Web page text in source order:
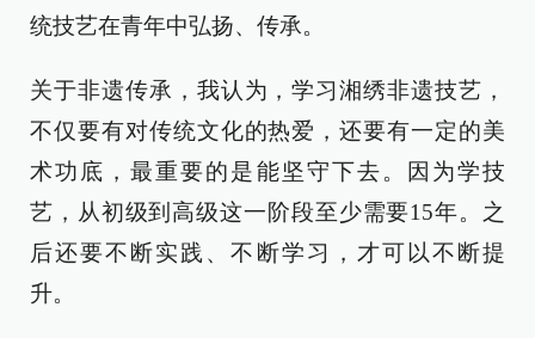
统技艺在青年中弘扬、传承。
关于非遗传承，我认为，学习湘绣非遗技艺，
不仅要有对传统文化的热爱，还要有一定的美
术功底，最重要的是能坚守下去。因为学技
艺，从初级到高级这一阶段至少需要15年。之
后还要不断实践、不断学习，才可以不断提
升。